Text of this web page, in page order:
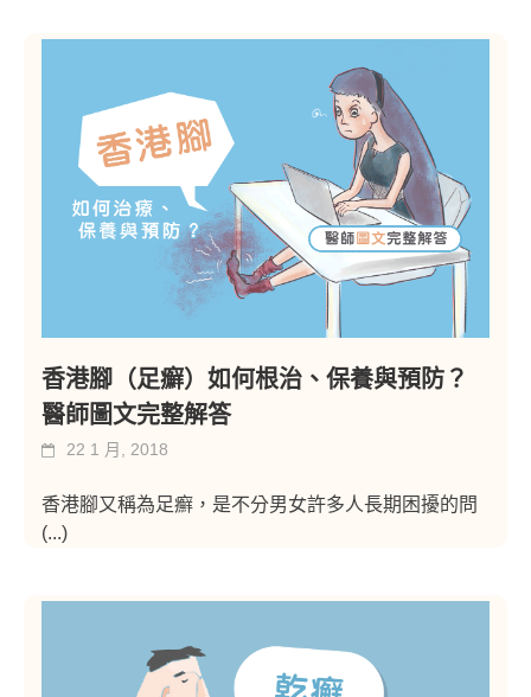
香港腳（足癬）如何根治、保養與預防？
醫師圖文完整解答
22 1 月, 2018
香港腳又稱為足癬，是不分男女許多人長期困擾的問
(...)